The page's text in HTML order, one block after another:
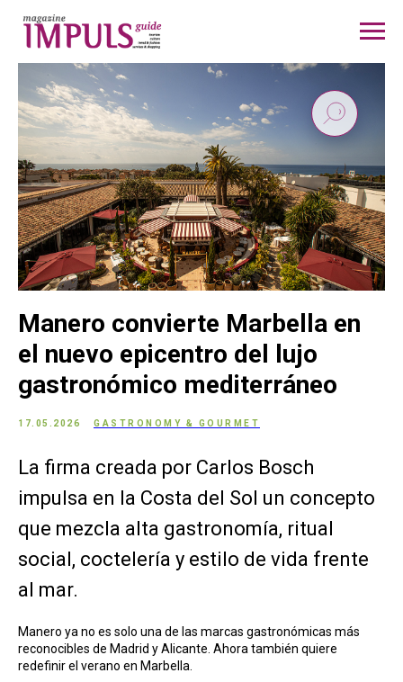
Manero convierte Marbella en
el nuevo epicentro del lujo
gastronómico mediterráneo
17.05.2026 GASTRONOMY & GOURMET
La firma creada por Carlos Bosch
impulsa en la Costa del Sol un concepto
que mezcla alta gastronomía, ritual
social, coctelería y estilo de vida frente
al mar.
Manero ya no es solo una de las marcas gastronómicas más
reconocibles de Madrid y Alicante. Ahora también quiere
redefinir el verano en Marbella.